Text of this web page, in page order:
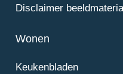
Disclaimer
Wonen
Keukenbladen